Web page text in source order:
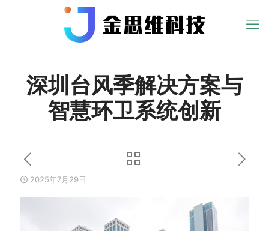
深圳台风季解决方案与
智慧环卫系统创新
2025年7月29日